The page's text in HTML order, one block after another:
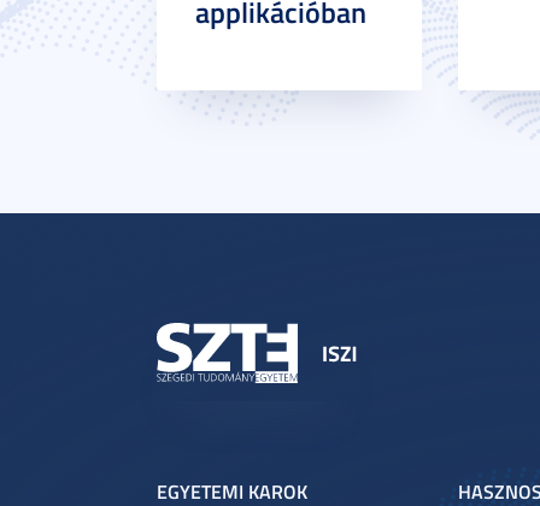
applikációban
EGYETEMI KAROK